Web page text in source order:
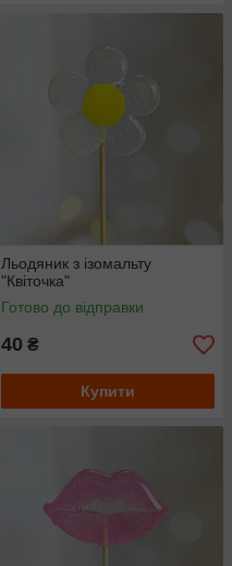
Льодяник з ізомальту
"Квіточка"
Готово до відправки
40 ₴
Купити